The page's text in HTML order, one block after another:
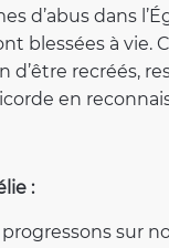
d’abus dans
blessées à vie.
d’être recréés,
en
:
sur